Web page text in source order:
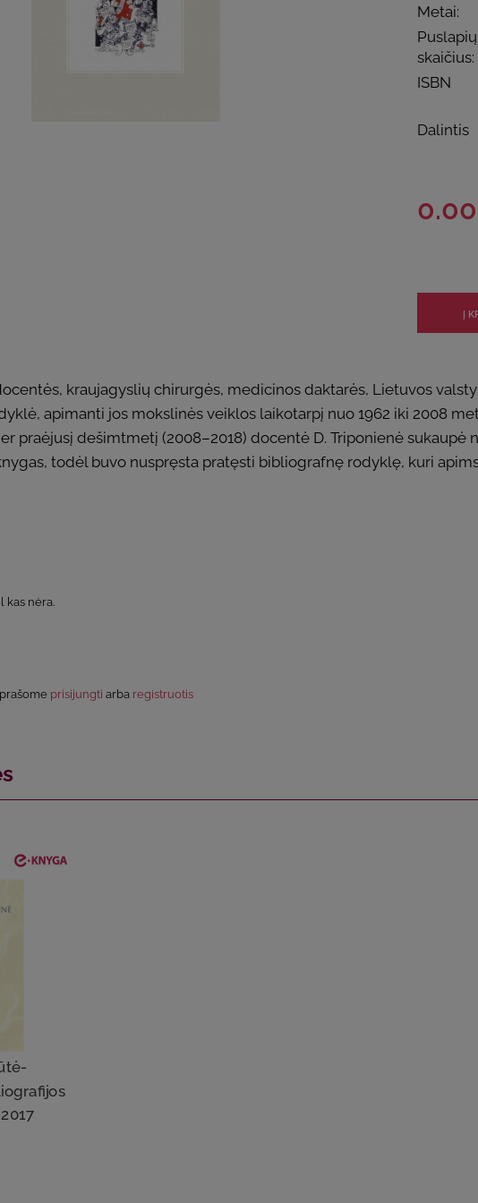
Metai:
Puslapių
skaičius:
ISBN
Dalintis
kraujagyslių chirurgės, medicinos daktarės, Lietuvos
apimanti jos mokslinės veiklos laikotarpį nuo 1962 iki 2008
praėjusį dešimtmetį (2008–2018) docentė D. Triponienė
todėl buvo nuspręsta pratęsti bibliografnę rodyklę, kuri
kas nėra.
prisijungti arba registruotis